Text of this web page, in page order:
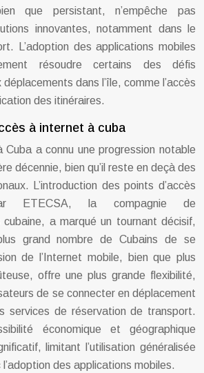
que persistant, n’empêche pas
innovantes, notamment dans le
L’adoption des applications mobiles
résoudre certains des défis
dans l’île, comme l’accès
des itinéraires.
à internet à cuba
Cuba a connu une progression notable
décennie, bien qu’il reste en deçà des
L’introduction des points d’accès
ETECSA, la compagnie de
cubaine, a marqué un tournant décisif,
grand nombre de Cubains de se
de l’Internet mobile, bien que plus
offre une plus grande flexibilité,
de se connecter en déplacement
services de réservation de transport.
économique et géographique
limitant l’utilisation généralisée
des applications mobiles.